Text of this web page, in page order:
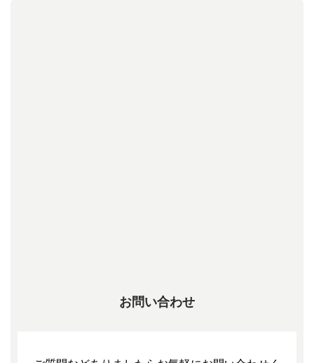
お問い合わせ